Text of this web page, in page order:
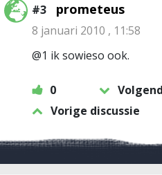
#3 prometeus
8 januari 2010 , 11:58
@1 ik sowieso ook.
0
Vorige discussie